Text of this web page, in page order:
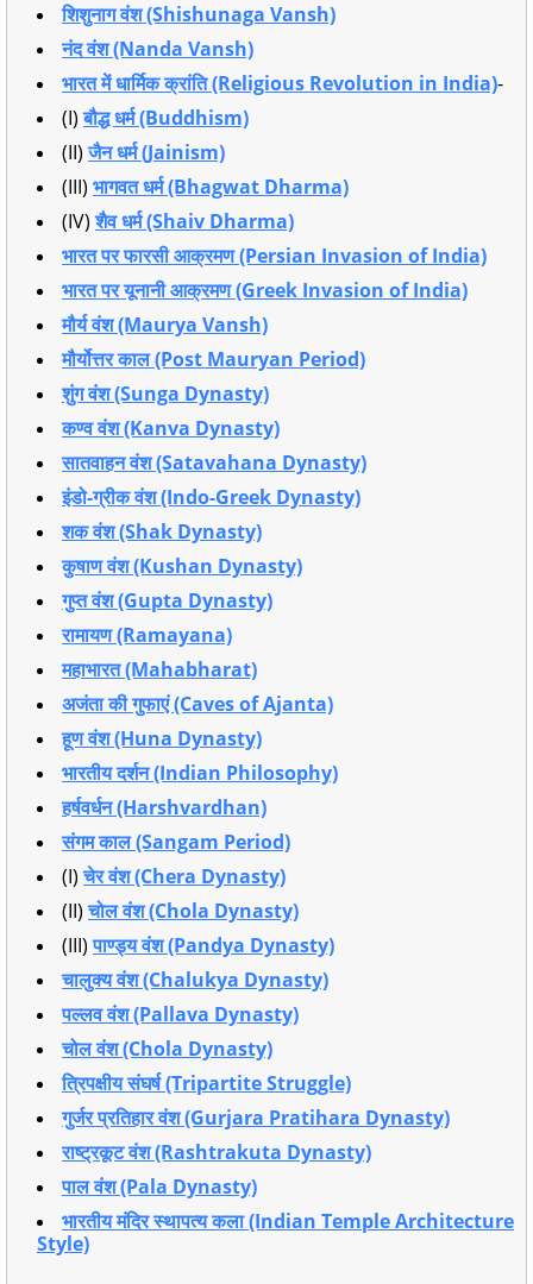
शिशुनाग वंश (Shishunaga Vansh)
नंद वंश (Nanda Vansh)
भारत में धार्मिक क्रांति (Religious Revolution in India)-
(I)बौद्ध धर्म (Buddhism)
(II)जैन धर्म (Jainism)
(III) भागवत धर्म (Bhagwat Dharma)
(IV)शैव धर्म (Shaiv Dharma)
भारत पर फारसी आक्रमण (Persian Invasion of India)
भारत पर यूनानी आक्रमण (Greek Invasion of India)
मौर्य वंश (Maurya Vansh)
मौर्योत्तर काल (Post Mauryan Period)
शुंग वंश (Sunga Dynasty)
कण्व वंश (Kanva Dynasty)
सातवाहन वंश (Satavahana Dynasty)
इंडो-ग्रीक वंश (Indo-Greek Dynasty)
शक वंश (Shak Dynasty)
कुषाण वंश (Kushan Dynasty)
गुप्त वंश (Gupta Dynasty)
रामायण (Ramayana)
महाभारत (Mahabharat)
अजंता की गुफाएं (Caves of Ajanta)
हूण वंश (Huna Dynasty)
भारतीय दर्शन (Indian Philosophy)
हर्षवर्धन (Harshvardhan)
संगम काल (Sangam Period)
(I)चेर वंश (Chera Dynasty)
(II)चोल वंश (Chola Dynasty)
(III)पाण्ड्य वंश (Pandya Dynasty)
चालुक्य वंश (Chalukya Dynasty)
पल्लव वंश (Pallava Dynasty)
चोल वंश (Chola Dynasty)
त्रिपक्षीय संघर्ष (Tripartite Struggle)
गुर्जर प्रतिहार वंश (Gurjara Pratihara Dynasty)
राष्ट्रकूट वंश (Rashtrakuta Dynasty)
पाल वंश (Pala Dynasty)
भारतीय मंदिर स्थापत्य कला (Indian Temple Architecture
Style)